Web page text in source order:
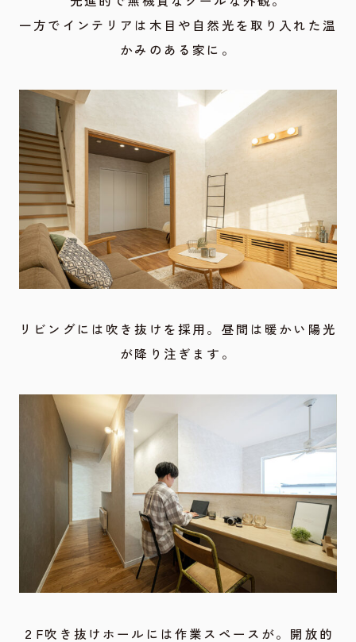
一方でインテリアは木目や自然光を取り入れた温
かみのある家に。
リビングには吹き抜けを採用。昼間は暖かい陽光
が降り注ぎます。
２F吹き抜けホールには作業スペースが。開放的